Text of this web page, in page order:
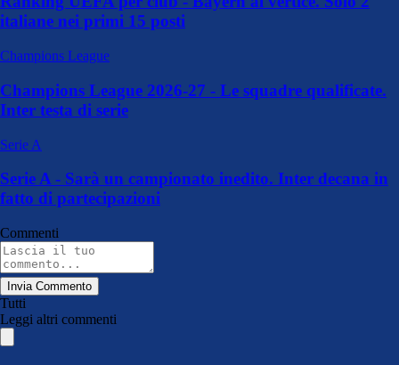
italiane nei primi 15 posti
Champions League
Champions League 2026-27 - Le squadre qualificate.
Inter testa di serie
Serie A
Serie A - Sarà un campionato inedito. Inter decana in
fatto di partecipazioni
Commenti
Invia Commento
Tutti
Leggi altri commenti